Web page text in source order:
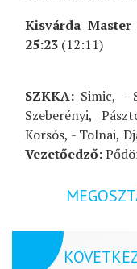
Kisvárda
25:23 (12:11)
SZKKA: Simic, -
Szeberényi,
Korsós, - Tolnai,
Vezetőedző: